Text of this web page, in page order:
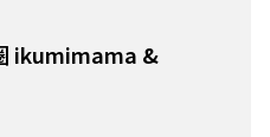
ikumimama &